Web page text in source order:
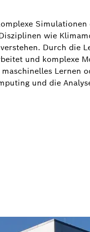
wie
Durch die
und komplexe
Lernen
und die